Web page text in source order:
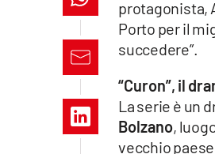
lacapitalenews.it
protagonista,
Porto per il
succedere”.
“Curon”, il
La serie è un
Bolzano,
vecchio